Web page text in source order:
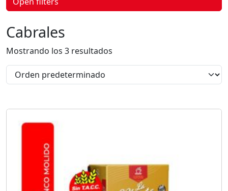
d
u
c
t
o
Cabrales
Mostrando los 3 resultados